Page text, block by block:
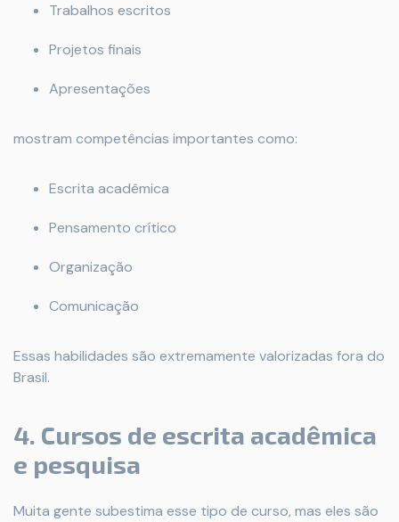
Trabalhos escritos
Projetos finais
Apresentações
mostram competências importantes como:
Escrita acadêmica
Pensamento crítico
Organização
Comunicação
Essas habilidades são extremamente valorizadas fora do
Brasil.
4. Cursos de escrita acadêmica
e pesquisa
Muita gente subestima esse tipo de curso, mas eles são